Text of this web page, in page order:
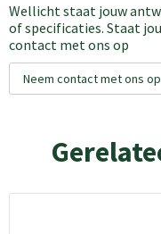
Wellicht staat jouw
of specificaties. Staat
contact met ons op
Neem contact met ons op